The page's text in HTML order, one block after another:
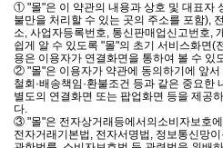
① "몰"은 이 약관의 내용과 상호 및 대표자
불만을 처리할 수 있는 곳의 주소를 포함),
소, 사업자등록번호, 통신판매업신고번호,
쉽게 알 수 있도록 "몰"의 초기 서비스화면(
용은 이용자가 연결화면을 통하여 볼 수 있
② "몰"은 이용자가 약관에 동의하기에 앞
철회·배송책임·환불조건 등과 같은 중요한
별도의 연결화면 또는 팝업화면 등을 제공
다.
③ "몰"은 전자상거래등에서의소비자보호
전자거래기본법, 전자서명법, 정보통신망